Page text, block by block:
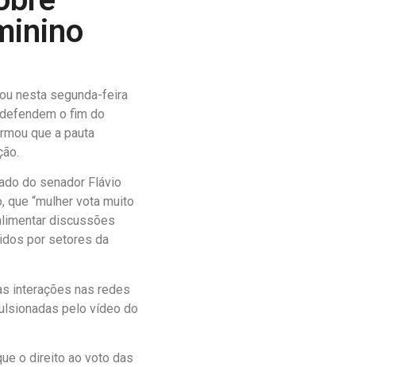
nesta segunda-feira
o fim do
que a pauta
do senador Flávio
que “mulher vota muito
discussões
por setores da
interações nas redes
pelo vídeo do
o direito ao voto das